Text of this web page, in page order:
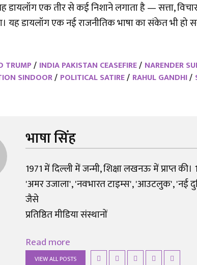
डायलॉग एक तीर से कई निशाने लगाता है — सत्ता,
यह डायलॉग एक नई राजनीतिक भाषा का संकेत भी
TRUMP INDIA PAKISTAN CEASEFIRE NARENDER
SINDOOR POLITICAL SATIRE RAHUL GANDHI
भाषा सिंह
1971 में दिल्ली में जन्मी, शिक्षा लखनऊ में प्राप्त की।
'अमर उजाला', 'नवभारत टाइम्स', 'आउटलुक', 'नई
जैसे
प्रतिष्ठित मीडिया संस्थानों
Read more
VIEW ALL POSTS